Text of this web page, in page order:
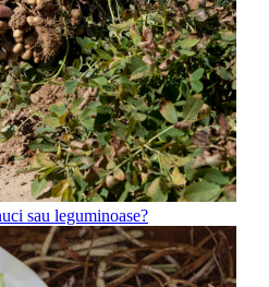
sau leguminoase?